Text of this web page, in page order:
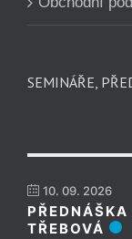
SEMINÁŘE,
10. 09. 2026
TŘEBOVÁ